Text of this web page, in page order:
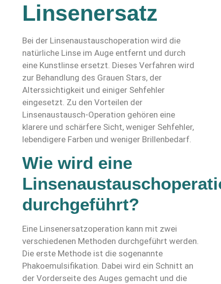
Linsenersatz
Bei der Linsenaustauschoperation wird die
natürliche Linse im Auge entfernt und durch
eine Kunstlinse ersetzt. Dieses Verfahren wird
zur Behandlung des Grauen Stars, der
Alterssichtigkeit und einiger Sehfehler
eingesetzt. Zu den Vorteilen der
Linsenaustausch-Operation gehören eine
klarere und schärfere Sicht, weniger Sehfehler,
lebendigere Farben und weniger Brillenbedarf.
Wie wird eine
durchgeführt?
Eine Linsenersatzoperation kann mit zwei
verschiedenen Methoden durchgeführt werden.
Die erste Methode ist die sogenannte
Phakoemulsifikation. Dabei wird ein Schnitt an
der Vorderseite des Auges gemacht und die